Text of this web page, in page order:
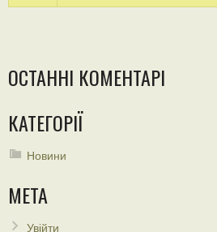
ОСТАННІ КОМЕНТАРІ
КАТЕГОРІЇ
Новини
МЕТА
Увійти